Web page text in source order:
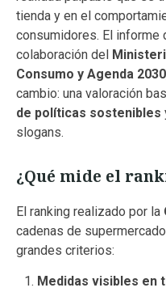
tienda y en el
consumidores. El informe
colaboración del
Consumo y Agenda 2030
cambio: una valoración
de políticas sostenibles
slogans.
¿Qué mide el
El ranking realizado por la
cadenas de
grandes criterios:
Medidas visibles en